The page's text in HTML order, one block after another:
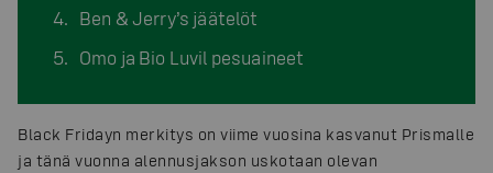
Ben & Jerry’s jäätelöt
Omo ja Bio Luvil pesuaineet
Black Fridayn merkitys on viime vuosina kasvanut Prismalle
ja tänä vuonna alennusjakson uskotaan olevan